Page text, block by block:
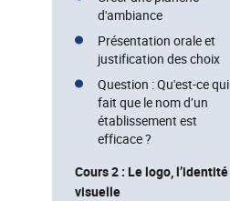
d'ambiance
Présentation orale et
justification des choix
Question : Qu'est-ce qui
fait que le nom d’un
établissement est
efficace ?
Cours 2 : Le logo, l’identité
visuelle